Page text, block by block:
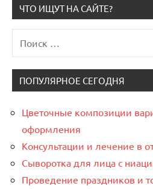
ЧТО ИЩУТ НА САЙТЕ?
для:
ПОПУЛЯРНОЕ СЕГОДНЯ
Цветочные композиции
оформления
Консультации и лечение в
Сыворотка для лица с
Проведение праздников и